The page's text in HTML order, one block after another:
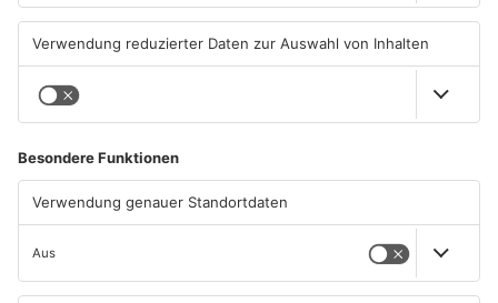
leiden unter Trockenheit
04.08.2026, 15:07 UHR IN
PRIMAVERALAND
melden mehr Patienten
durch Hitze